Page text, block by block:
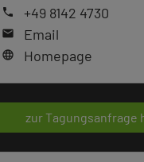
phone +49 8142 4730
mail Email
language Homepage
zur Tagungsanfrage